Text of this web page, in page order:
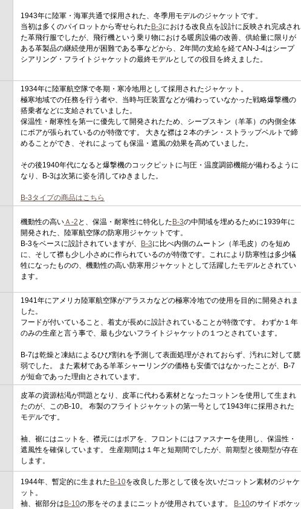
1943年に陸軍・海軍共通で採用された、冬季用モデルのジャケットです。
当初は多くのパイロットから寄せられたB-3における改良点を設計に反映され完成され
た革飛行服でしたが、飛行機という乗り物における暖房設備の改善、供給量に限りが
ある革製品の継続使用が困難である事などから、2年間の支給を経てAN-J-4はシープ
シアリング・フライトジャケットの最終モデルとしての役目を終えました。
1934年に陸軍航空隊で冬期・寒冷地用として採用されたジャケット。
極寒地域での任務を行う者や、当時与圧装置などが備わっていなかった戦略爆撃機の
搭乗者などに支給されていました。
保温性・耐寒性を第一に優先して開発されたため、シープスキン（羊革）の内側全体
にボアが張られているのが特徴です。 大きな襟は２本のチン・ストラップベルトで締
めることができ、それによっても保温・遮風の効果を高めていました。
その後1940年代になると爆撃機のコックピットに与圧・温度調節機能が備わるように
なり、B-3は次第に姿を消してゆきました。
B-3タイプの商品はこちら
機動性の高い Ａ-2 と、保温・耐寒性に特化したB-3の中間域を埋めるために1939年に
開発された、陸軍航空隊の防寒用ジャケットです。
B-3をベースに設計されていますが、 B-3に比べ内側のムートン（羊毛皮）のを短め
に、そして襟も少し小さめに作られているのが特徴です。これにより防寒性は多少犠
牲になったものの、機動性の高い防寒用ジャケットとして活躍したモデルとされてい
ます。
1941年にアメリカ陸軍航空隊がアラスカなどの極寒冷地での使用を目的に開発されま
した。
フードが付いていること、着丈が長めに設計されていることが特徴です。 わずか１年
のみの生産と言う事で、最も少ないフライトジャケットの１つとされています。
B-7は乾燥と凍結によるひび割れを予測して表面処理がされておらず、汚れに対して臆
弱でした。 また素材である羊革シャーリングの価格も安価ではなかったことが、B-7
が短命であった理由とされています。
皮革の資源枯渇が問題となり、皮革に代わる素材となったコットンを使用して生まれ
たのが、このB-10。 布製のフライトジャケットの第一号として1943年に採用された
モデルです。
袖、裾にはニットを、襟元にはボアを、フロントにはファスナーを使用し、保温性・
遮風性を確保しています。 生産期間は１年と短期間でしたが、前期型と後期型が存在
します。
1944年、暫定的に生まれたB-10を改良した形として後を次いだコットン素材のジャケ
ット。
袖、裾部分はB-10の形をそのままにニットが使用されています。 B-10のサイドポケッ